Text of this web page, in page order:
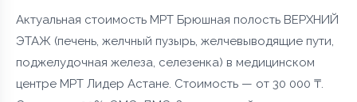
Актуальная стоимость МРТ Брюшная полость ВЕРХНИЙ
ЭТАЖ (печень, желчный пузырь, желчевыводящие пути,
поджелудочная железа, селезенка) в медицинском
центре МРТ Лидер Астане. Стоимость — от 30 000 ₸.